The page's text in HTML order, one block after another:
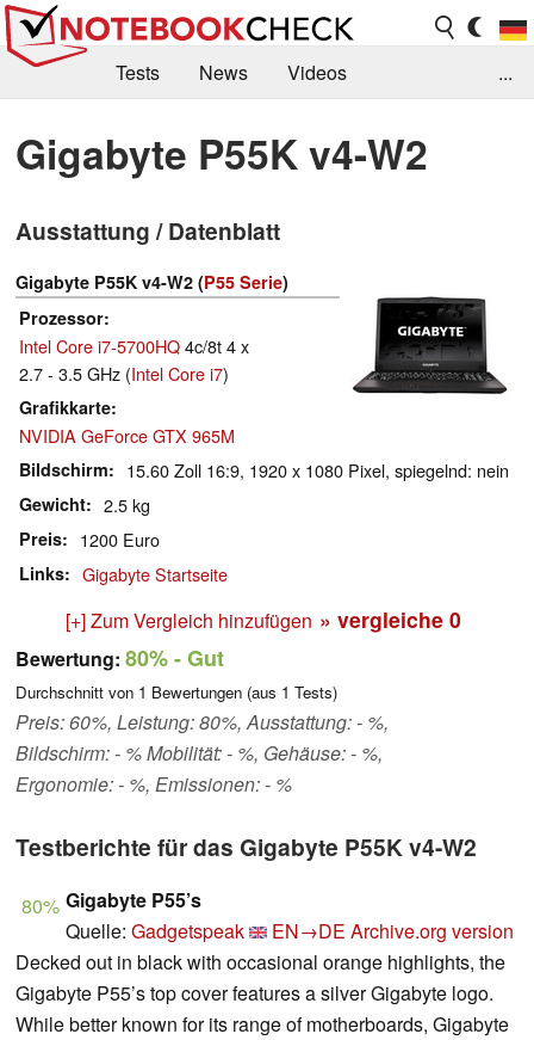
Tests News
Videos
Kaufberatung
Deals Suche
Jobs
Forum
...
Gigabyte P55K v4-W2
Ausstattung / Datenblatt
Gigabyte P55K v4-W2 (P55 Serie)
Prozessor
Intel Core i7-5700HQ4c/8t 4 x
2.7 - 3.5 GHz (Intel Core i7)
Grafikkarte
NVIDIA GeForce GTX 965M
Bildschirm 15.60 Zoll 16:9, 1920 x 1080 Pixel, spiegelnd: nein
Gewicht 2.5 kg
Preis 1200 Euro
Links Gigabyte Startseite
[+] Zum Vergleich hinzufügen » vergleiche 0
Bewertung: 80%- Gut
Durchschnitt von 1 Bewertungen (aus 1 Tests)
Preis: 60%, Leistung: 80%, Ausstattung: - %,
Bildschirm: - % Mobilität: - %, Gehäuse: - %,
Ergonomie: - %, Emissionen: - %
Testberichte für das Gigabyte P55K v4-W2
80% Gigabyte P55’s
Quelle: Gadgetspeak EN→DE Archive.org version
Decked out in black with occasional orange highlights, the
Gigabyte P55’s top cover features a silver Gigabyte logo.
While better known for its range of motherboards, Gigabyte